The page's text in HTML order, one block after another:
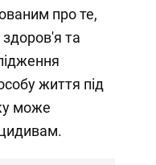
про те,
здоров'я та
життя під
може